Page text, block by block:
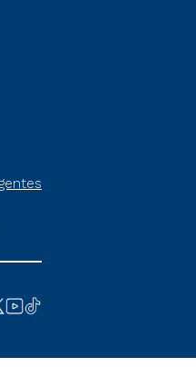
na prova on-line ou
é um formato do